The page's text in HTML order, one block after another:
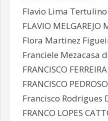
Flavio Lima Tertulino
FLAVIO MELGAREJO
Flora Martinez
Franciele Mezacasa
FRANCISCO
FRANCISCO
Francisco Rodrigues
FRANCO LOPES